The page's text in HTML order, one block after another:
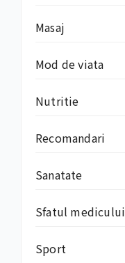
Masaj
Mod de viata
Nutritie
Recomandari
Sanatate
Sfatul medicului
Sport